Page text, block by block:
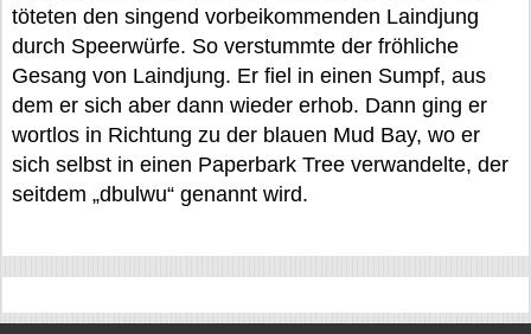
töteten den singend vorbeikommenden Laindjung
durch Speerwürfe. So verstummte der fröhliche
Gesang von Laindjung. Er fiel in einen Sumpf, aus
dem er sich aber dann wieder erhob. Dann ging er
wortlos in Richtung zu der blauen Mud Bay, wo er
sich selbst in einen Paperbark Tree verwandelte, der
seitdem „dbulwu“ genannt wird.